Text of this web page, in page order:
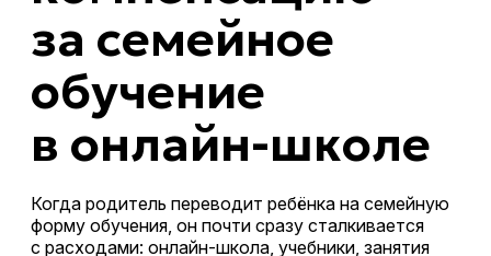
за семейное
обучение
в онлайн-школе
Когда родитель переводит ребёнка на семейную
форму обучения, он почти сразу сталкивается
с расходами: онлайн-школа, учебники, занятия